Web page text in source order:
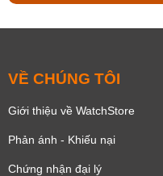
VỀ CHÚNG TÔI
Giới thiệu về WatchStore
Phản ánh - Khiếu nại
Chứng nhận đại lý